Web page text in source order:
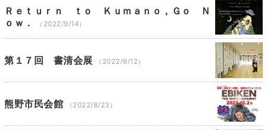
Ｒｅｔｕｒｎ ｔｏ Ｋｕｍａｎｏ，Ｇｏ Ｎ
ｏｗ．
（2022/9/14）
第１７回 書清会展 （2022/9/12）
熊野市民会館 （2022/8/23）